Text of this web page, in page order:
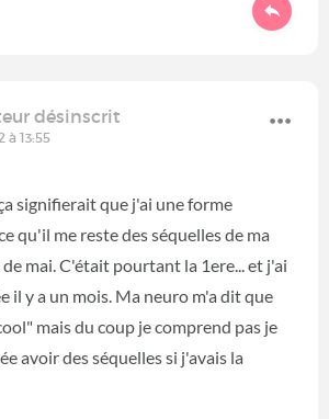
désinscrit
à 13:55
signifierait que j'ai une forme
qu'il me reste des séquelles de ma
mai. C'était pourtant la 1ere... et j'ai
il y a un mois. Ma neuro m'a dit que
mais du coup je comprend pas je
avoir des séquelles si j'avais la